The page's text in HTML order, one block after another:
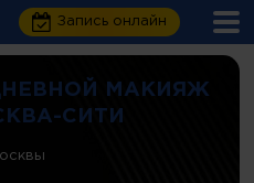
Запись онлайн
МАКИЯЖ
СИТИ